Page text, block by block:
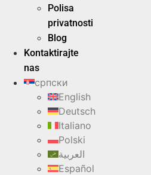
Polisa
privatnosti
Blog
Kontaktirajte
nas
српски
English
Deutsch
Italiano
Polski
العربية
Español